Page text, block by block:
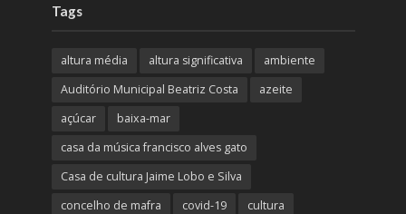
Tags
altura média altura significativa
ambiente
Auditório Municipal Beatriz Costa
azeite
açúcar
baixa-mar
casa da música francisco alves gato
Casa de cultura Jaime Lobo e Silva
concelho de mafra
covid-19
cultura